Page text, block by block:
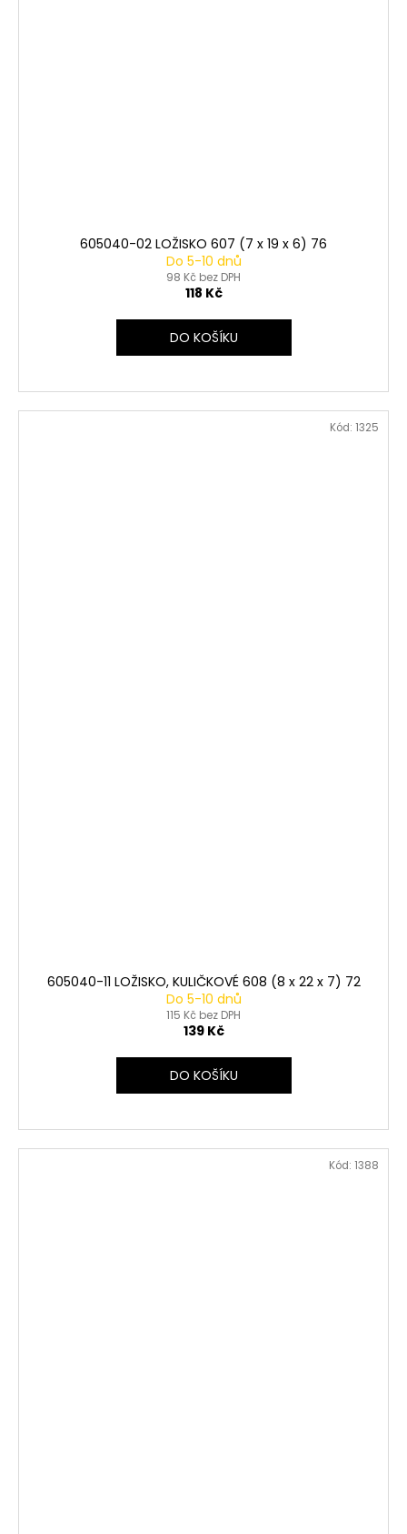
605040-02 LOŽISKO 607 (7 x 19 x 6) 76
Do 5-10 dnů
98 Kč bez DPH
118 Kč
DO KOŠÍKU
605040-11 LOŽISKO, KULIČKOVÉ 608 (8 x 22 x 7) 72
Do 5-10 dnů
115 Kč bez DPH
139 Kč
DO KOŠÍKU
Kód: 1325
Kód: 1388